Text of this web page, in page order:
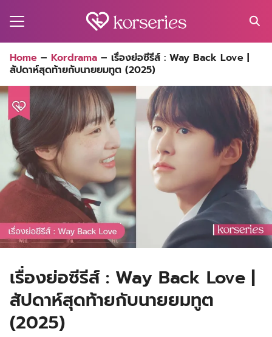
for:
Home – Kordrama – เรื่องย่อซีรีส์ : Way Back Love |
สัปดาห์สุดท้ายกับนายยมทูต (2025)
เรื่องย่อซีรีส์ : Way Back Love |
สัปดาห์สุดท้ายกับนายยมทูต
(2025)